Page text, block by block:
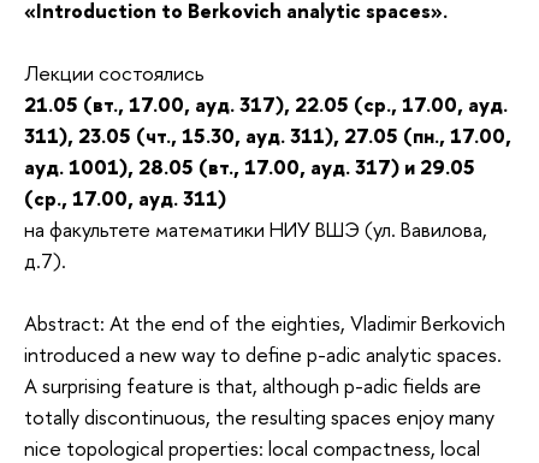
«Introduction to Berkovich analytic spaces».
Лекции состоялись
21.05 (вт., 17.00, ауд. 317), 22.05 (ср., 17.00, ауд.
311), 23.05 (чт., 15.30, ауд. 311), 27.05 (пн., 17.00,
ауд. 1001), 28.05 (вт., 17.00, ауд. 317) и 29.05
(ср., 17.00, ауд. 311)
на факультете математики НИУ ВШЭ (ул. Вавилова,
д.7).
Abstract: At the end of the eighties, Vladimir Berkovich
introduced a new way to define p-adic analytic spaces.
A surprising feature is that, although p-adic fields are
totally discontinuous, the resulting spaces enjoy many
nice topological properties: local compactness, local